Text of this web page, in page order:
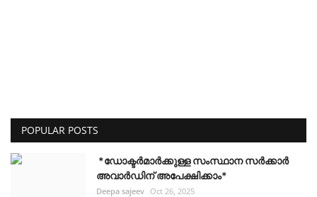
POPULAR POSTS
*ഡോക്ടർമാർക്കുള്ള സംസ്ഥാന സർക്കാർ
അവാർഡിന് അപേക്ഷിക്കാം*
Deepa sajeev Oct 26, 2025